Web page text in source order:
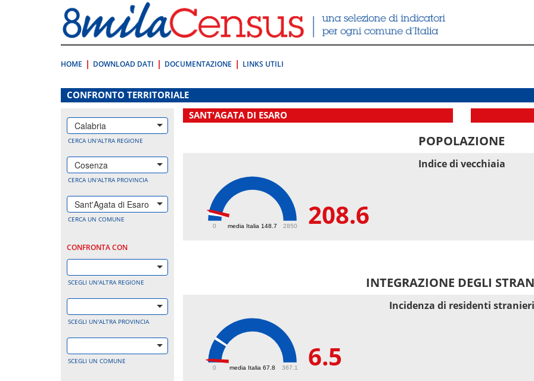
direttamente
a:
Contenuto
HOME DOWNLOAD DATI DOCUMENTAZIONE LINKS UTILI
.
CONFRONTO TERRITORIALE
Calabria
CERCA UN'ALTRA REGIONE
Cosenza
CERCA UN'ALTRA PROVINCIA
Sant'Agata di Esaro
CERCA UN COMUNE
CONFRONTA CON
SCEGLI UN'ALTRA REGIONE
SCEGLI UN'ALTRA PROVINCIA
SCEGLI UN COMUNE
SANT'AGATA DI ESARO
POPOLAZIONE
media Italia 148.7
0 2850 208.6
Indice di vecchiaia
INTEGRAZIONE DEGLI
media Italia 67.8
0 367.1 6.5
Incidenza di residenti stranieri